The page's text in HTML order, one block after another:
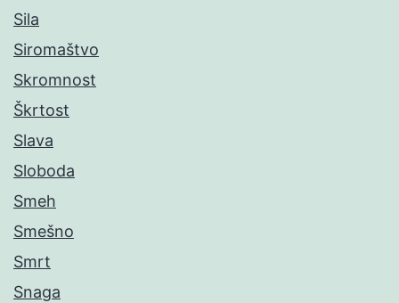
Sila
Siromaštvo
Skromnost
Škrtost
Slava
Sloboda
Smeh
Smešno
Smrt
Snaga